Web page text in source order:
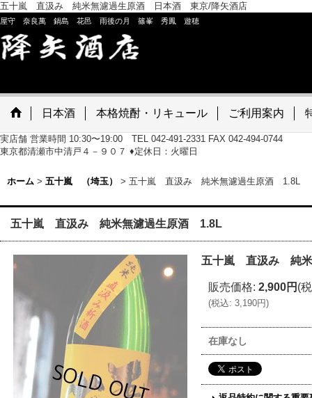
五十嵐 直汲み 純米無濾過生原酒 日本酒 東京/降矢酒店
屋守 奈良萬 鍋島 花邑 雨後の月 篠峯 秀鳳 遊穂
日本酒 本格焼酎・リキュール ご利用案内
実店舗 営業時間 10:30〜19:00 TEL 042-491-2331 FAX 042-494-0744
東京都清瀬市中清戸４－９０７ ♦定休日：火曜日
ホーム > 五十嵐 （埼玉） > 五十嵐 直汲み 純米無濾過生原酒 1.8L
五十嵐 直汲み 純米無濾過生原酒 1.8L
五十嵐 直汲み 純
販売価格: 2,900円 (
(税込: 3,190円)
在庫なし